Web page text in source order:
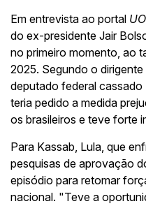
Em entrevista ao portal
do ex-presidente Jair
no primeiro momento, ao
2025. Segundo o
deputado federal
teria pedido a medida
os brasileiros e teve forte
Para Kassab, Lula, que
pesquisas de aprovação
episódio para retomar
nacional. "Teve a